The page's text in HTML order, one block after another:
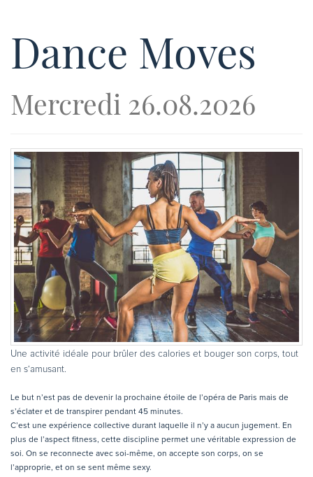
Dance Moves
Mercredi 26.08.2026
Une activité idéale pour brûler des calories et bouger son corps, tout
en s‘amusant.
Le but n’est pas de devenir la prochaine étoile de l’opéra de Paris mais de
s’éclater et de transpirer pendant 45 minutes.
C’est une expérience collective durant laquelle il n’y a aucun jugement. En
plus de l’aspect fitness, cette discipline permet une véritable expression de
soi. On se reconnecte avec soi-même, on accepte son corps, on se
l’approprie, et on se sent même sexy.